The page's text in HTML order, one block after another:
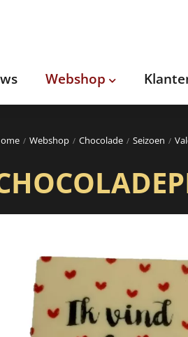
Webshop
Webshop Chocolade Seizoen